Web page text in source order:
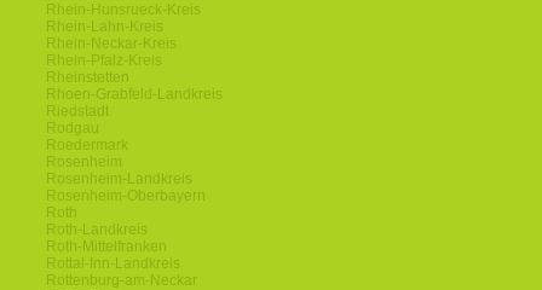
Rhein-Hunsrueck-Kreis
Rhein-Lahn-Kreis
Rhein-Neckar-Kreis
Rhein-Pfalz-Kreis
Rheinstetten
Rhoen-Grabfeld-Landkreis
Riedstadt
Rodgau
Roedermark
Rosenheim
Rosenheim-Landkreis
Rosenheim-Oberbayern
Roth
Roth-Landkreis
Roth-Mittelfranken
Rottal-Inn-Landkreis
Rottenburg-am-Neckar